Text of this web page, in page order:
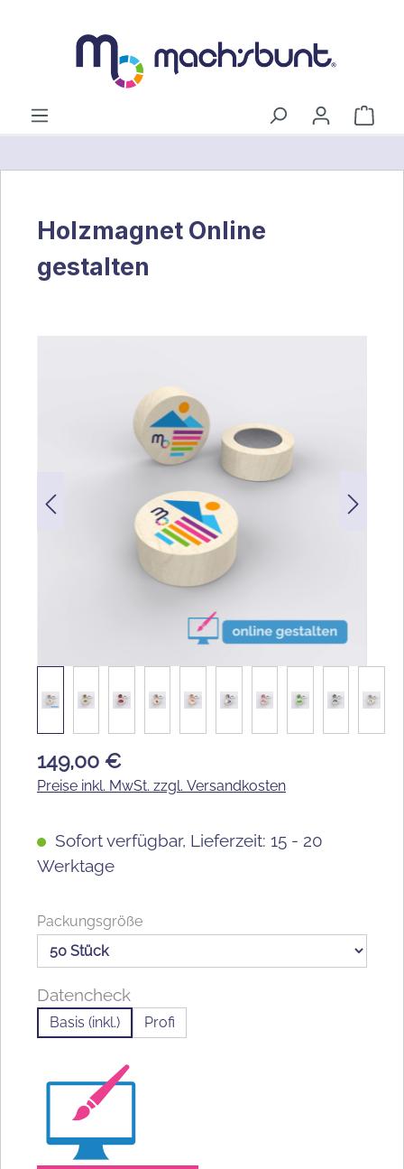
Holzmagnet Online
gestalten
149,00 €
Preise inkl. MwSt. zzgl. Versandkosten
Sofort verfügbar, Lieferzeit: 15 - 20
Werktage
Packungsgrößeauswählen
Datencheck
Basis (inkl.) Profi